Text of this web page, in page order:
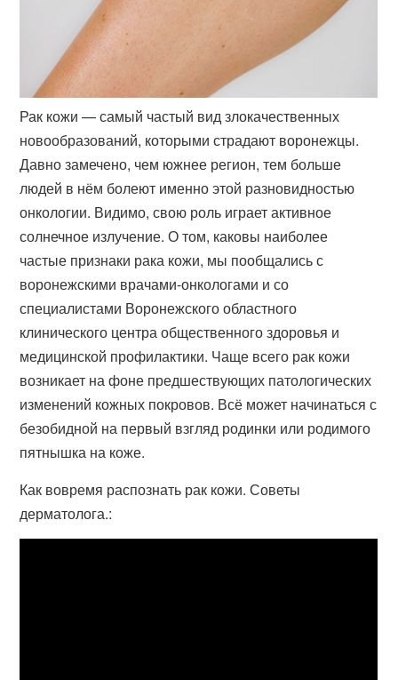
Рак кожи — самый частый вид злокачественных
новообразований, которыми страдают воронежцы.
Давно замечено, чем южнее регион, тем больше
людей в нём болеют именно этой разновидностью
онкологии. Видимо, свою роль играет активное
солнечное излучение. О том, каковы наиболее
частые признаки рака кожи, мы пообщались с
воронежскими врачами-онкологами и со
специалистами Воронежского областного
клинического центра общественного здоровья и
медицинской профилактики. Чаще всего рак кожи
возникает на фоне предшествующих патологических
изменений кожных покровов. Всё может начинаться с
безобидной на первый взгляд родинки или родимого
пятнышка на коже.
Как вовремя распознать рак кожи. Советы
дерматолога.: